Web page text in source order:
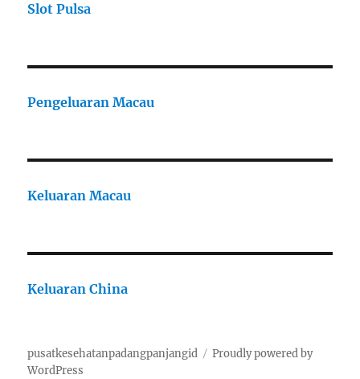
Slot Pulsa
Pengeluaran Macau
Keluaran Macau
Keluaran China
pusatkesehatanpadangpanjangid
Proudly powered by
WordPress